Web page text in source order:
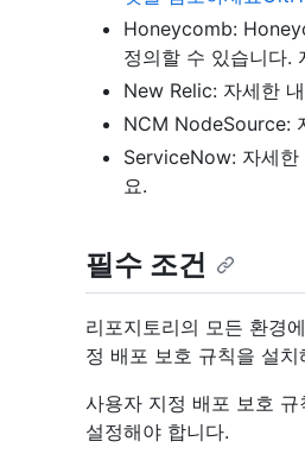
Honeycomb:
정의할 수 있습니다.
New Relic: 자세한
NCM NodeSource:
ServiceNow: 자세
요.
필수 조건
리포지토리의 모든 환경
정 배포 보호 규칙을 설
사용자 지정 배포 보호
설정해야 합니다.